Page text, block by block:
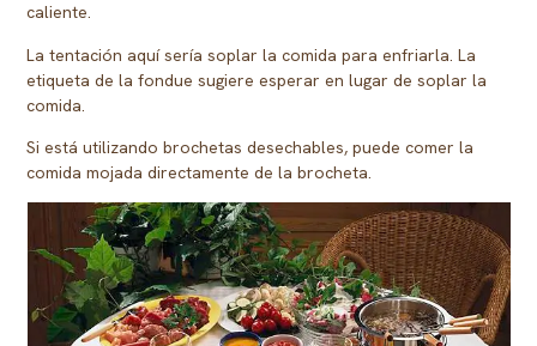
caliente.
La tentación aquí sería soplar la comida para enfriarla. La
etiqueta de la fondue sugiere esperar en lugar de soplar la
comida.
Si está utilizando brochetas desechables, puede comer la
comida mojada directamente de la brocheta.